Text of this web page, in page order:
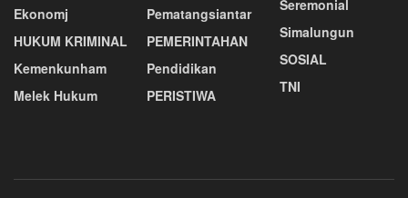
Ekonomj
HUKUM KRIMINAL
Kemenkunham
Melek Hukum
Pematangsiantar
PEMERINTAHAN
Pendidikan
PERISTIWA
Seremonial
Simalungun
SOSIAL
TNI